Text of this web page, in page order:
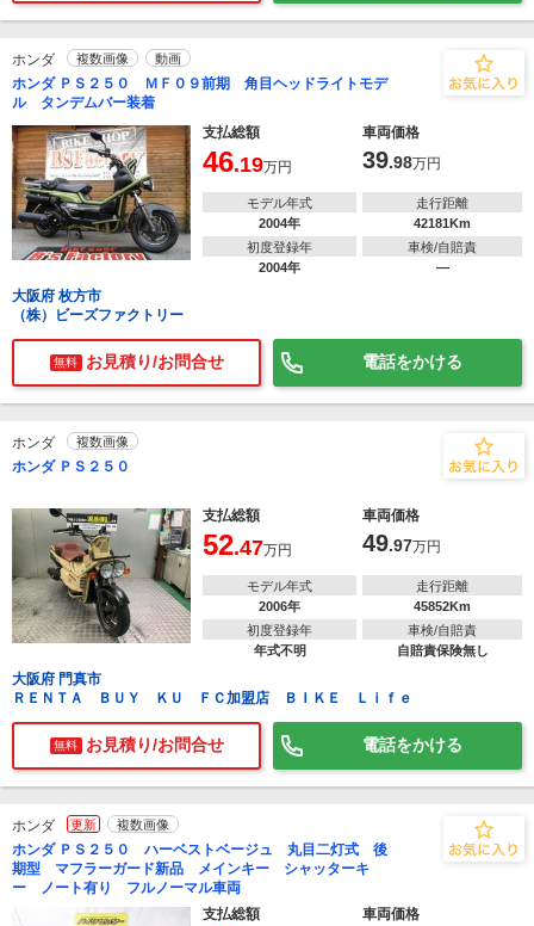
ホンダ 複数画像 動画
ホンダ ＰＳ２５０ ＭＦ０９前期 角目ヘッドライトモデ
ル タンデムバー装着
支払総額
車両価格
46.19万円 39.98万円
モデル年式
2004年
走行距離
42181Km
初度登録年
2004年
車検/自賠責
―
大阪府 枚方市
（株）ビーズファクトリー
無料 お見積り/お問合せ 電話をかける
ホンダ 複数画像
ホンダ ＰＳ２５０
支払総額 車両価格
52.47万円 49.97万円
モデル年式
2006年
走行距離
45852Km
初度登録年
年式不明
車検/自賠責
自賠責保険無し
大阪府 門真市
ＲＥＮＴＡ ＢＵＹ ＫＵ ＦＣ加盟店 ＢＩＫＥ Ｌｉｆｅ
無料 お見積り/お問合せ 電話をかける
ホンダ 更新 複数画像
ホンダ ＰＳ２５０ ハーベストベージュ 丸目二灯式 後
期型 マフラーガード新品 メインキー シャッターキ
ー ノート有り フルノーマル車両
支払総額
車両価格